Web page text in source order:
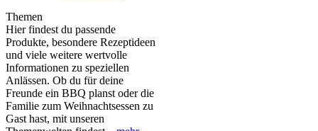
Themen
Hier findest du passende
Produkte, besondere Rezeptideen
und viele weitere wertvolle
Informationen zu speziellen
Anlässen. Ob du für deine
Freunde ein BBQ planst oder die
Familie zum Weihnachtsessen zu
Gast hast, mit unseren